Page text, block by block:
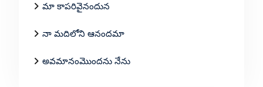
మా కాపరివైనందున
నా మదిలోని ఆనందమా
అవమానంమొందను నేను